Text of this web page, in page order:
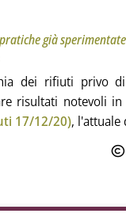
già
dei rifiuti privo
risultati notevoli
17/12/20), l'attuale